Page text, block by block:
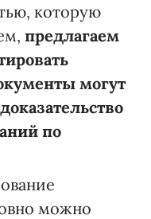
которую
предлагаем
могут
по
можно